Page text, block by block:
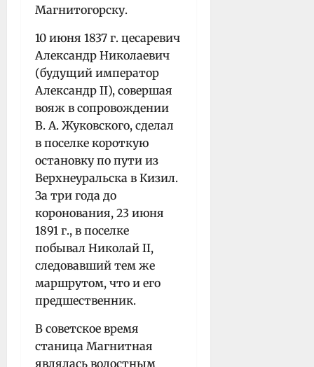
Магнитогорску.
10 июня 1837 г. цесаревич
Александр Николаевич
(будущий император
Александр II), совершая
вояж в сопровождении
В. А. Жуковского, сделал
в поселке короткую
остановку по пути из
Верхнеуральска в Кизил.
За три года до
коронования, 23 июня
1891 г., в поселке
побывал Николай II,
следовавший тем же
маршрутом, что и его
предшественник.
В советское время
станица Магнитная
являлась волостным